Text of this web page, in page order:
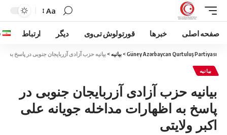
Aa
صفحه اصلی خبرها قورتولوش تی‌وی دیگر ارتباط
Güney Azərbaycan Qurtuluş Partiyası
> بیانیه> بیانیه حزب آزادی آزربایجان جنوبی در پاسخ به
بیانیه
بیانیه حزب آزادی آزربایجان جنوبی در
پاسخ به اظهارات مداخله جویانه علی
اکبر ولایتی